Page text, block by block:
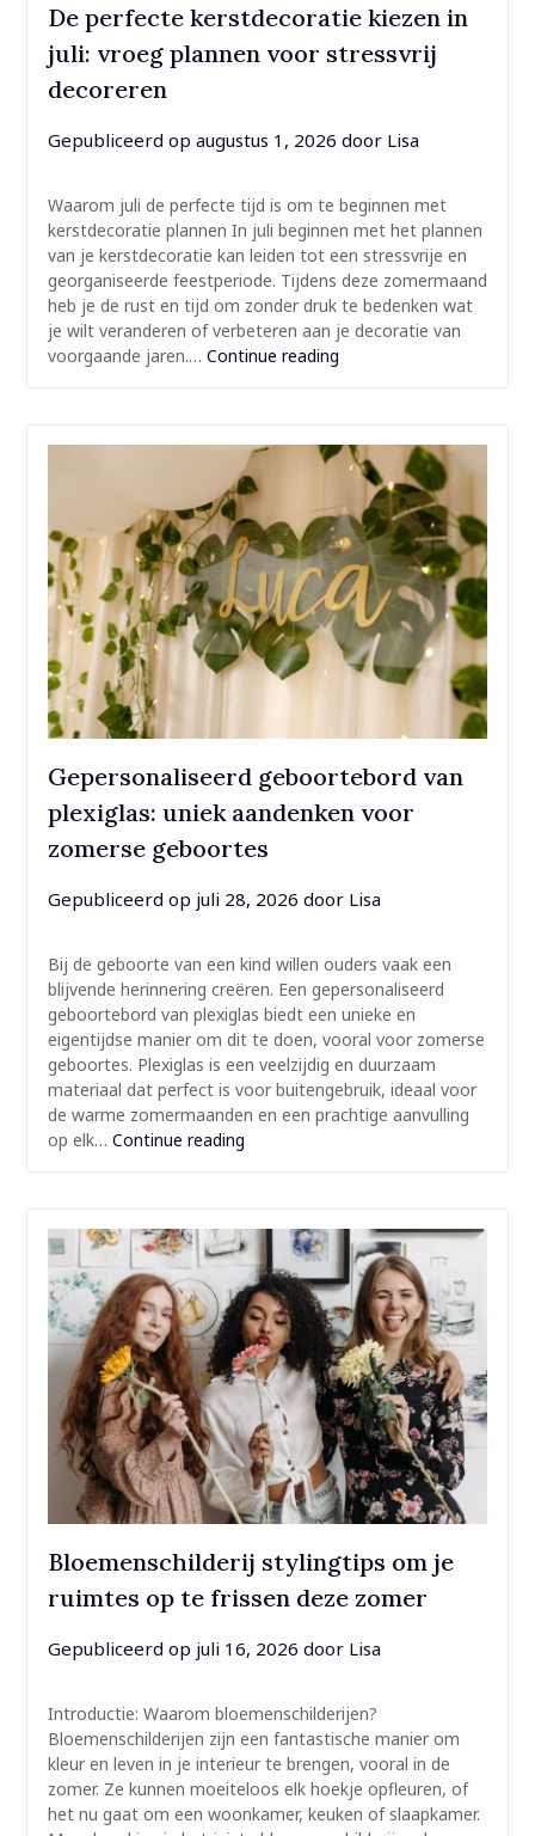
De perfecte kerstdecoratie kiezen in
juli: vroeg plannen voor stressvrij
decoreren
Gepubliceerd op augustus 1, 2026 door Lisa
Waarom juli de perfecte tijd is om te beginnen met
kerstdecoratie plannen In juli beginnen met het plannen
van je kerstdecoratie kan leiden tot een stressvrije en
georganiseerde feestperiode. Tijdens deze zomermaand
heb je de rust en tijd om zonder druk te bedenken wat
je wilt veranderen of verbeteren aan je decoratie van
voorgaande jaren.… Continue reading
Gepersonaliseerd geboortebord van
plexiglas: uniek aandenken voor
zomerse geboortes
Gepubliceerd op juli 28, 2026 door Lisa
Bij de geboorte van een kind willen ouders vaak een
blijvende herinnering creëren. Een gepersonaliseerd
geboortebord van plexiglas biedt een unieke en
eigentijdse manier om dit te doen, vooral voor zomerse
geboortes. Plexiglas is een veelzijdig en duurzaam
materiaal dat perfect is voor buitengebruik, ideaal voor
de warme zomermaanden en een prachtige aanvulling
op elk… Continue reading
Bloemenschilderij stylingtips om je
ruimtes op te frissen deze zomer
Gepubliceerd op juli 16, 2026 door Lisa
Introductie: Waarom bloemenschilderijen?
Bloemenschilderijen zijn een fantastische manier om
kleur en leven in je interieur te brengen, vooral in de
zomer. Ze kunnen moeiteloos elk hoekje opfleuren, of
het nu gaat om een woonkamer, keuken of slaapkamer.